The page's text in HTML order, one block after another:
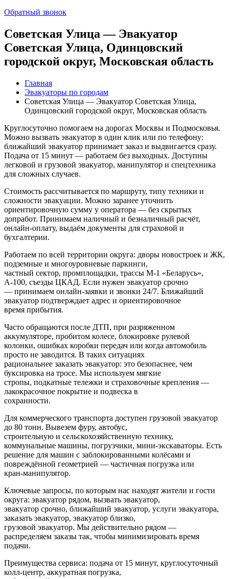
Обратный звонок
Советская Улица — Эвакуатор
Советская Улица, Одинцовский
городской округ, Московская область
Главная
Эвакуаторы по городам
Советская Улица — Эвакуатор Советская Улица,
Одинцовский городской округ, Московская область
Круглосуточно помогаем на дорогах Москвы и Подмосковья.
Можно вызвать эвакуатор в один клик или по телефону:
ближайший эвакуатор принимает заказ и выдвигается сразу.
Подача от 15 минут — работаем без выходных. Доступны
легковой и грузовой эвакуатор, манипулятор и спецтехника
для сложных случаев.
Стоимость рассчитывается по маршруту, типу техники и
сложности эвакуации. Можно заранее уточнить
ориентировочную сумму у оператора — без скрытых
допработ. Принимаем наличный и безналичный расчёт,
онлайн-оплату, выдаём документы для страховой и
бухгалтерии.
Работаем по всей территории округа: дворы новостроек и ЖК,
подземные и многоуровневые паркинги,
частный сектор, промплощадки, трассы М‑1 «Беларусь»,
А‑100, съезды ЦКАД. Если нужен эвакуатор срочно
— принимаем онлайн-заявки и звонки 24/7. Ближайший
эвакуатор подтверждает адрес и ориентировочное
время прибытия.
Часто обращаются после ДТП, при разряженном
аккумуляторе, пробитом колесе, блокировке рулевой
колонки, ошибках коробки передач или когда автомобиль
просто не заводится. В таких ситуациях
рациональнее заказать эвакуатор: это безопаснее, чем
буксировка на тросе. Мы используем мягкие
стропы, подкатные тележки и страховочные крепления —
лакокрасочное покрытие и подвеска в
сохранности.
Для коммерческого транспорта доступен грузовой эвакуатор
до 80 тонн. Вывезем фуру, автобус,
строительную и сельскохозяйственную технику,
коммунальные машины, погрузчики, мини-экскаваторы. Есть
решение для машин с заблокированными колёсами и
повреждённой геометрией — частичная погрузка или
кран-манипулятор.
Ключевые запросы, по которым нас находят жители и гости
округа: эвакуатор рядом, вызвать эвакуатор,
эвакуатор срочно, ближайший эвакуатор, услуги эвакуатора,
заказать эвакуатор, эвакуатор близко,
грузовой эвакуатор. Мы действительно рядом —
распределяем заказы так, чтобы минимизировать время
подачи.
Преимущества сервиса: подача от 15 минут, круглосуточный
колл‑центр, аккуратная погрузка,